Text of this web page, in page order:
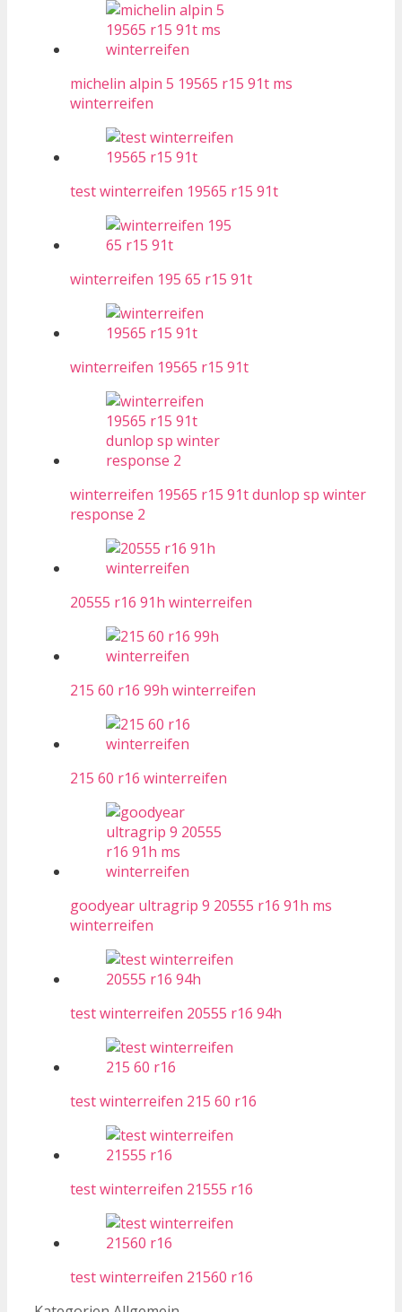
michelin alpin 5 19565 r15 91t ms
winterreifen
test winterreifen 19565 r15 91t
winterreifen 195 65 r15 91t
winterreifen 19565 r15 91t
winterreifen 19565 r15 91t dunlop sp winter
response 2
20555 r16 91h winterreifen
215 60 r16 99h winterreifen
215 60 r16 winterreifen
goodyear ultragrip 9 20555 r16 91h ms
winterreifen
test winterreifen 20555 r16 94h
test winterreifen 215 60 r16
test winterreifen 21555 r16
test winterreifen 21560 r16